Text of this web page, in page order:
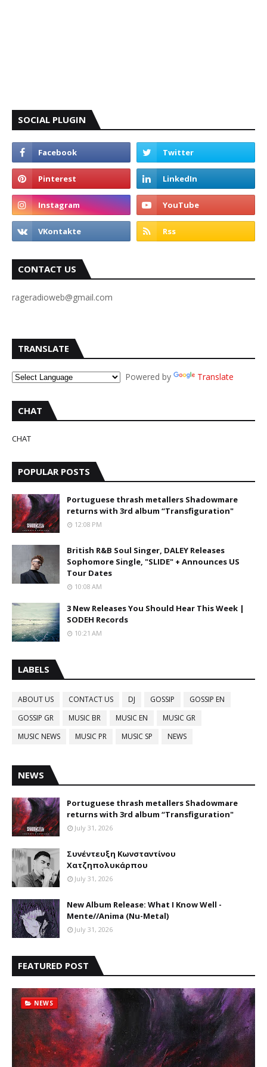
SOCIAL PLUGIN
CONTACT US
rageradioweb@gmail.com
TRANSLATE
Powered by Translate
CHAT
CHAT
POPULAR POSTS
Portuguese thrash metallers Shadowmare
returns with 3rd album “Transfiguration"
12:08 PM
British R&B Soul Singer, DALEY Releases
Sophomore Single, "SLIDE" + Announces US
Tour Dates
10:08 AM
3 New Releases You Should Hear This Week |
SODEH Records
10:21 AM
LABELS
ABOUT US CONTACT US DJ GOSSIP
GOSSIP EN
GOSSIP GR
MUSIC BR MUSIC EN
MUSIC GR
MUSIC NEWS
MUSIC PR MUSIC SP NEWS
NEWS
Portuguese thrash metallers Shadowmare
returns with 3rd album “Transfiguration"
July 31, 2026
Συνέντευξη Κωνσταντίνου
Χατζηπολυκάρπου
July 31, 2026
New Album Release: What I Know Well -
Mente//Anima (Nu-Metal)
July 31, 2026
FEATURED POST
NEWS